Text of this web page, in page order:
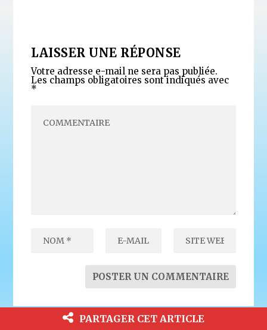
LAISSER UNE RÉPONSE
Votre adresse e-mail ne sera pas publiée.
Les champs obligatoires sont indiqués avec
*
PARTAGER CET ARTICLE